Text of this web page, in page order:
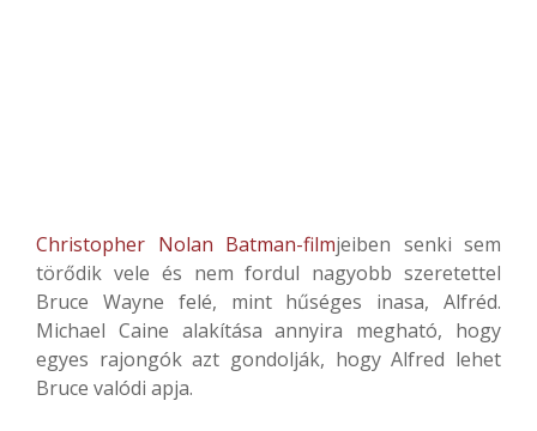
Christopher Nolan Batman-filmjeiben senki sem
törődik vele és nem fordul nagyobb szeretettel
Bruce Wayne felé, mint hűséges inasa, Alfréd.
Michael Caine alakítása annyira megható, hogy
egyes rajongók azt gondolják, hogy Alfred lehet
Bruce valódi apja.